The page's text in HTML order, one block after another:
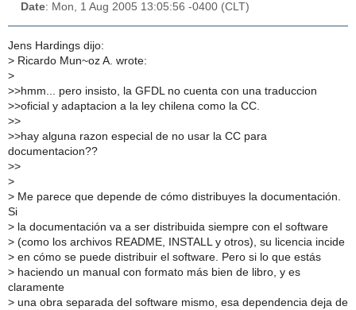
Date: Mon, 1 Aug 2005 13:05:56 -0400 (CLT)
Jens Hardings dijo:
> Ricardo Mun~oz A. wrote:
>
>>hmm... pero insisto, la GFDL no cuenta con una traduccion
>>oficial y adaptacion a la ley chilena como la CC.
>>
>>hay alguna razon especial de no usar la CC para
documentacion??
>>
>
> Me parece que depende de cómo distribuyes la documentación.
Si
> la documentación va a ser distribuida siempre con el software
> (como los archivos README, INSTALL y otros), su licencia incide
> en cómo se puede distribuir el software. Pero si lo que estás
> haciendo un manual con formato más bien de libro, y es
claramente
> una obra separada del software mismo, esa dependencia deja de